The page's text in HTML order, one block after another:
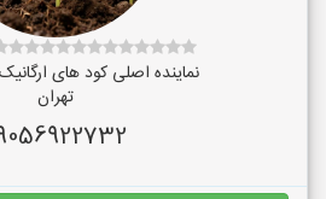
نماینده اصلی کود های
تهران